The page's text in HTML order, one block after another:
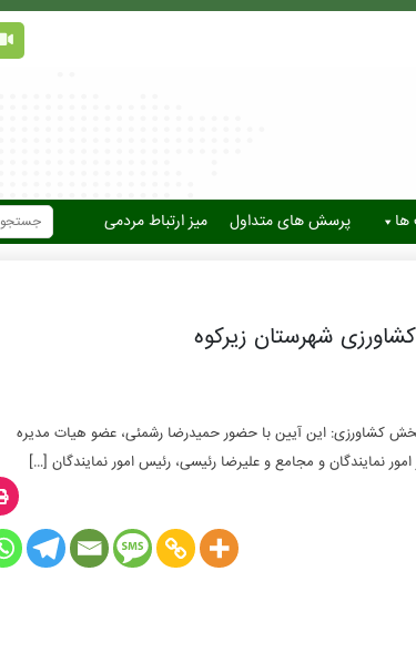
ها پرسش های متداول میز ارتباط مردمی
شهرستان زیرکوه
کشاورزی: این آیین با حضور حمیدرضا رشمئی، عضو هیات مدیره
و مجامع و علیرضا رئیسی، رئیس امور نمایندگان […]